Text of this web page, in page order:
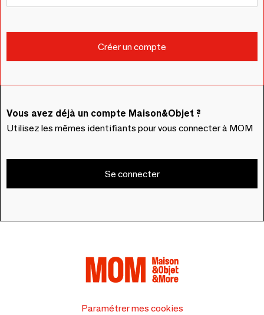
Vous avez déjà un compte Maison&Objet ?
Utilisez les mêmes identifiants pour vous connecter à MOM
Se connecter
Paramétrer mes cookies